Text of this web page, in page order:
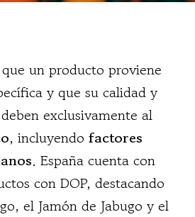
un producto proviene
y que su calidad y
exclusivamente al
, incluyendo factores
. España cuenta con
con DOP, destacando
el Jamón de Jabugo y el